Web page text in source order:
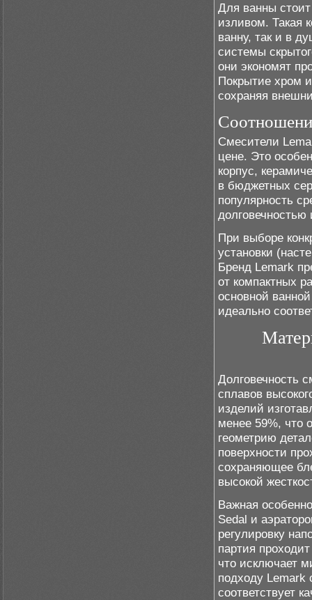
Для ванны
изливом. Такая
ванну, так и в
системы
они экономят
Покрытие хром
сохраняя
Смесители
цене. Это
корпус,
в бюджетных
популярность
При выборе
установки
Бренд Lemark
от компактных
основной
идеально
Долговечность
сплавов
изделий
менее 59%, что
геометрию
поверхности
сохраняющее
высокой
Важная
Sedal и
регулировку
партия
что исключает
подходу Lemark
соответствует